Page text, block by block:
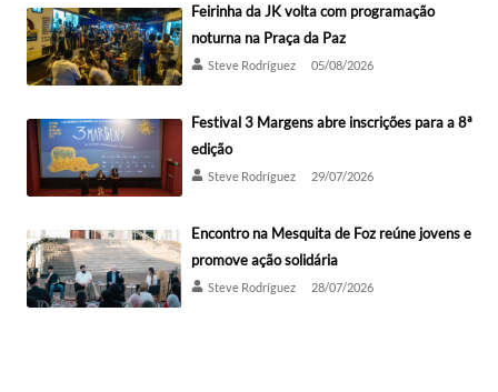
Feirinha da JK volta com programação
noturna na Praça da Paz
Steve Rodríguez 05/08/2026
Festival 3 Margens abre inscrições para a 8ª
edição
Steve Rodríguez 29/07/2026
Encontro na Mesquita de Foz reúne jovens e
promove ação solidária
Steve Rodríguez 28/07/2026